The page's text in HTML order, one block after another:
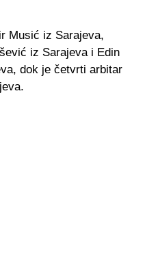
Musić iz Sarajeva,
iz Sarajeva i Edin
dok je četvrti arbitar